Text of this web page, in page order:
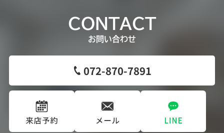
CONTACT
お問い合わせ
072-870-7891